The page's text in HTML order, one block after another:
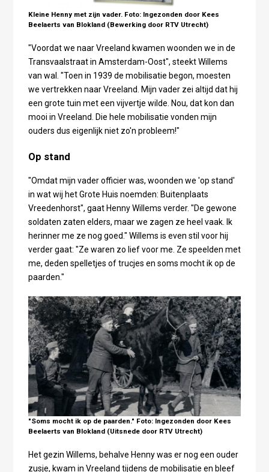
Kleine Henny met zijn vader. Foto: Ingezonden door Kees
Beelaerts van Blokland (Bewerking door RTV Utrecht)
"Voordat we naar Vreeland kwamen woonden we in de
Transvaalstraat in Amsterdam-Oost", steekt Willems
van wal. "Toen in 1939 de mobilisatie begon, moesten
we vertrekken naar Vreeland. Mijn vader zei altijd dat hij
een grote tuin met een vijvertje wilde. Nou, dat kon dan
mooi in Vreeland. Die hele mobilisatie vonden mijn
ouders dus eigenlijk niet zo'n probleem!"
Op stand
"Omdat mijn vader officier was, woonden we 'op stand'
in wat wij het Grote Huis noemden: Buitenplaats
Vreedenhorst", gaat Henny Willems verder. "De gewone
soldaten zaten elders, maar we zagen ze heel vaak. Ik
herinner me ze nog goed." Willems is even stil voor hij
verder gaat: "Ze waren zo lief voor me. Ze speelden met
me, deden spelletjes of trucjes en soms mocht ik op de
paarden."
"Soms mocht ik op de paarden." Foto: Ingezonden door Kees
Beelaerts van Blokland (Uitsnede door RTV Utrecht)
Het gezin Willems, behalve Henny was er nog een ouder
zusje, kwam in Vreeland tijdens de mobilisatie en bleef